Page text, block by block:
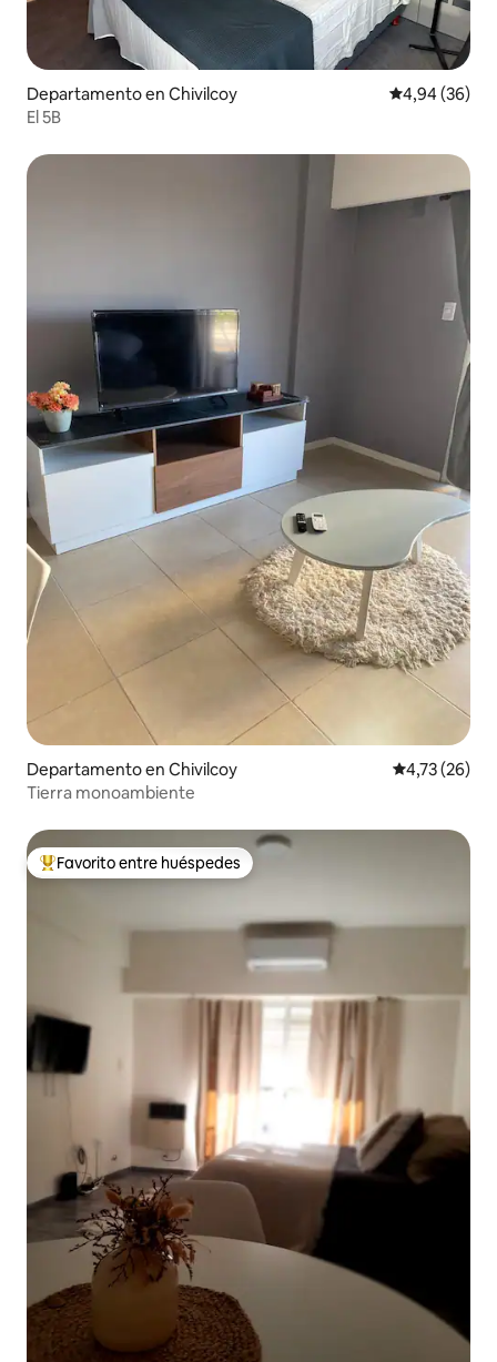
Departamento en Chivilcoy Calificación
4,94 (36)
El 5B
Departamento en Chivilcoy Calificación
4,73 (26)
Tierra monoambiente
Favorito entre los huéspedes más destacados
Favorito entre huéspedes